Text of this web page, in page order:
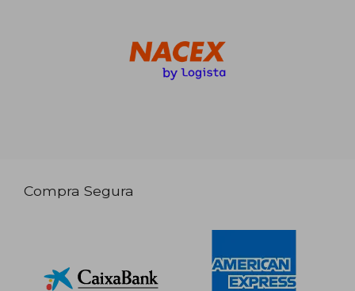
Compra Segura